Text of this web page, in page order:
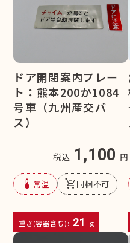
ドア開閉案内プレー
ト：熊本200か1084
号車（九州産交バ
ス）
税込 1,100 円
device_thermostat 常温 remove_shopping_cart同梱不可
重さ(容器含む): 21 g